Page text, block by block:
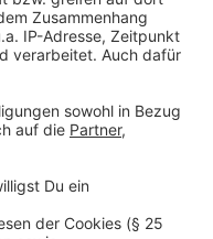
ca. 50 €, z.B.
den VISTRON
euch dazu am